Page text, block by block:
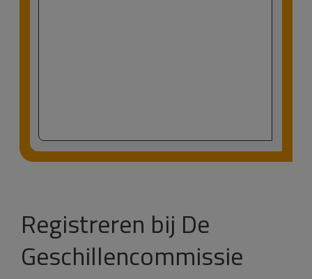
Registreren bij De
Geschillencommissie